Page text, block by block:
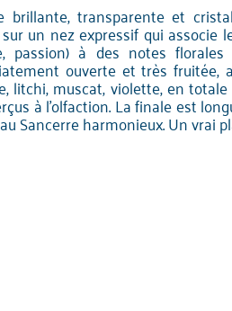
brillante, transparente et
un nez expressif qui associe
passion) à des notes
ouverte et très fruitée,
litchi, muscat, violette, en
à l'olfaction. La finale est
Sancerre harmonieux. Un vrai